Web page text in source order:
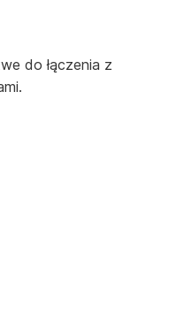
do łączenia z